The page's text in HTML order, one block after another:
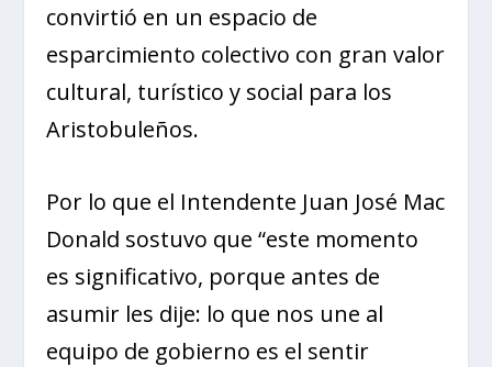
convirtió en un espacio de
esparcimiento colectivo con gran valor
cultural, turístico y social para los
Aristobuleños.
Por lo que el Intendente Juan José Mac
Donald sostuvo que “este momento
es significativo, porque antes de
asumir les dije: lo que nos une al
equipo de gobierno es el sentir